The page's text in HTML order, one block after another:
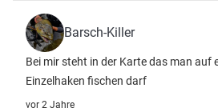
Barsch-Killer
Bei mir steht in der Karte das man auf
Einzelhaken fischen darf
vor 2 Jahre